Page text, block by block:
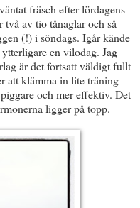
fräsch efter lördagens
av tio tånaglar och så
(!) i söndags. Igår kände
en vilodag. Jag
är det fortsatt väldigt fullt
att klämma in lite träning
och mer effektiv. Det
ligger på topp.